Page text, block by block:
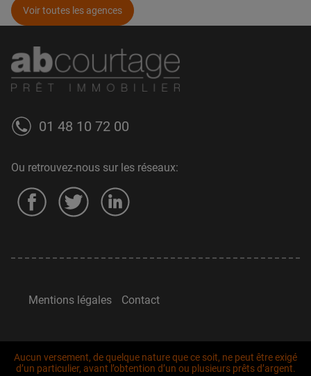
Voir toutes les agences
01 48 10 72 00
Ou retrouvez-nous sur les réseaux:
Mentions légales Contact
Aucun versement, de quelque nature que ce soit, ne peut être exigé
d’un particulier, avant l’obtention d’un ou plusieurs prêts d’argent.